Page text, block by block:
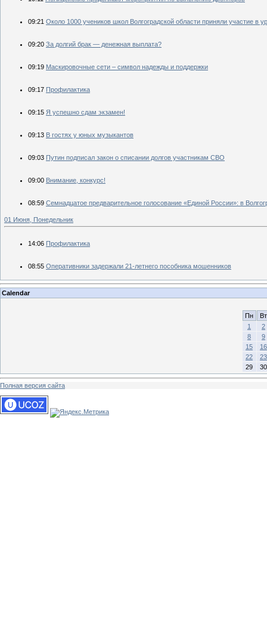
09:21 Около 1000 учеников школ Волгоградской области приняли участие в
09:20 За долгий брак — денежная выплата?
09:19 Маскировочные сети – символ надежды и поддержки
09:17 Профилактика
09:15 Я успешно сдам экзамен!
09:13 В гостях у юных музыкантов
09:03 Путин подписал закон о списании долгов участникам СВО
09:00 Внимание, конкурс!
08:59 Семнадцатое предварительное голосование «Единой России»: в
01 Июня, Понедельник
14:06 Профилактика
08:55 Оперативники задержали 21-летнего пособника мошенников
Calendar
Пн
Вт
1
2
8
9
15
16
22
23
29
30
Полная версия сайта